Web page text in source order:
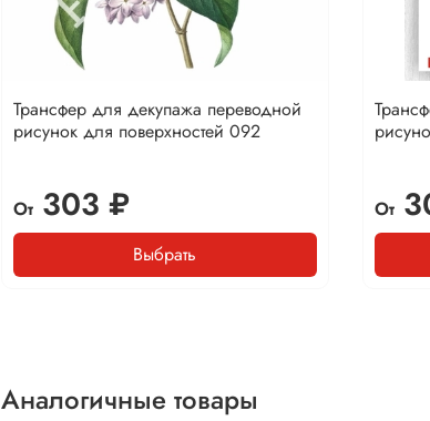
Трансфер для декупажа переводной
рисунок для поверхностей 092
От303 ₽
Выбрать
От
Аналогичные товары